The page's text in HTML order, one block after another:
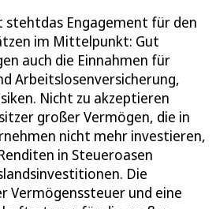
stehtdas Engagement für den
im Mittelpunkt: Gut
auch die Einnahmen für
Arbeitslosenversicherung,
Nicht zu akzeptieren
großer Vermögen, die in
nicht mehr investieren,
in Steueroasen
Die
Vermögenssteuer und eine